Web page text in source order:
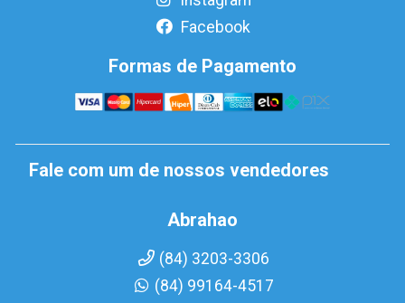
Facebook
Formas de Pagamento
Fale com um de nossos vendedores
Abrahao
(84) 3203-3306
(84) 99164-4517